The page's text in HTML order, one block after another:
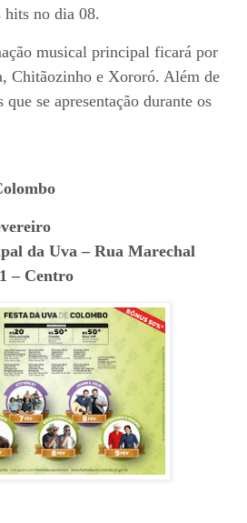
hits no dia 08.
musical principal ficará por
Chitãozinho e Xororó. Além de
se apresentação durante os
da Uva – Rua Marechal
– Centro